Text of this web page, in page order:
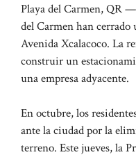
Playa del Carmen, QR
del Carmen han
Avenida Xcalacoco. La
construir un
una empresa adyacente.
En octubre, los
ante la ciudad por la
terreno. Este jueves, la